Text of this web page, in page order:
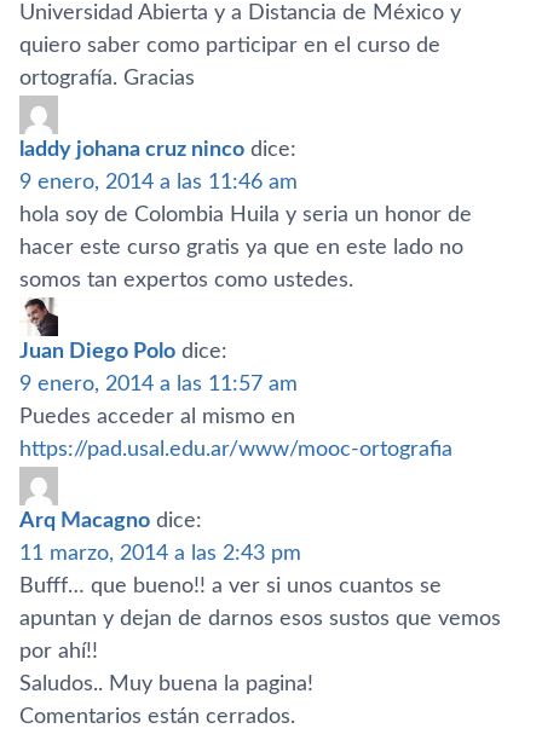
Universidad Abierta y a Distancia de México y
quiero saber como participar en el curso de
ortografí­a. Gracias
laddy johana cruz ninco dice:
9 enero, 2014 a las 11:46 am
hola soy de Colombia Huila y seria un honor de
hacer este curso gratis ya que en este lado no
somos tan expertos como ustedes.
Juan Diego Polo dice:
9 enero, 2014 a las 11:57 am
Puedes acceder al mismo en
https://pad.usal.edu.ar/www/mooc-ortografia
Arq Macagno dice:
11 marzo, 2014 a las 2:43 pm
Bufff… que bueno!! a ver si unos cuantos se
apuntan y dejan de darnos esos sustos que vemos
por ahí­!!
Saludos.. Muy buena la pagina!
Comentarios están cerrados.